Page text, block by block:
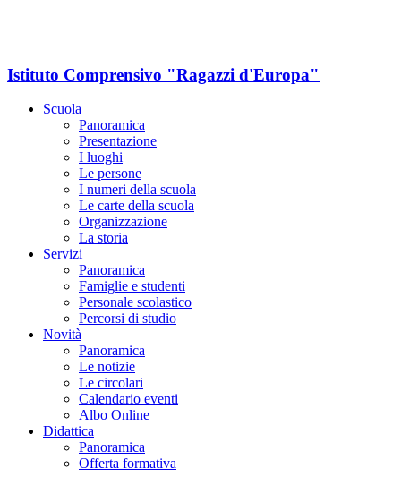
Istituto Comprensivo "Ragazzi d'Europa"
Scuola
Panoramica
Presentazione
I luoghi
Le persone
I numeri della scuola
Le carte della scuola
Organizzazione
La storia
Servizi
Panoramica
Famiglie e studenti
Personale scolastico
Percorsi di studio
Novità
Panoramica
Le notizie
Le circolari
Calendario eventi
Albo Online
Didattica
Panoramica
Offerta formativa